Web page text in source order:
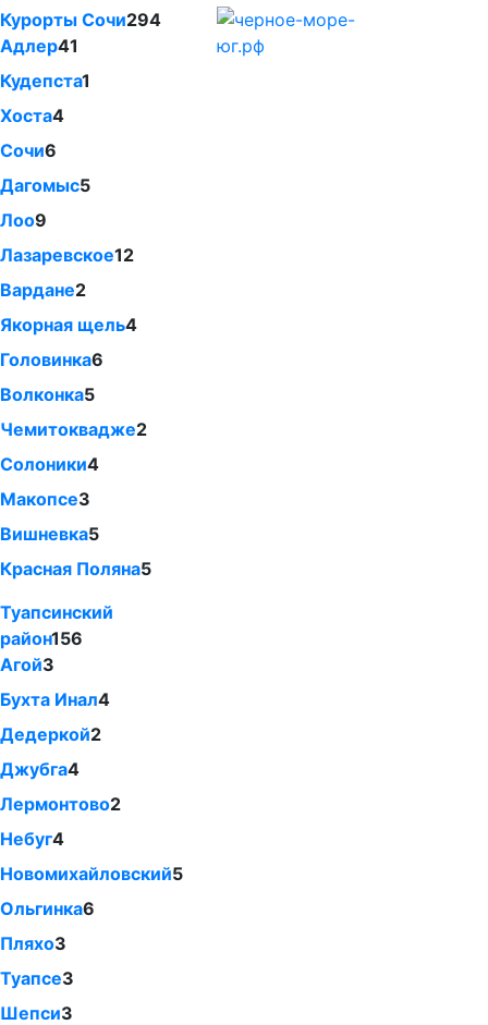
Курорты Сочи294
Адлер41
Кудепста1
Хоста4
Сочи6
Дагомыс5
Лоо9
Лазаревское12
Вардане2
Якорная щель4
Головинка6
Волконка5
Чемитоквадже2
Солоники4
Макопсе3
Вишневка5
Красная Поляна5
Туапсинский
район156
Агой3
Бухта Инал4
Дедеркой2
Джубга4
Лермонтово2
Небуг4
Новомихайловский5
Ольгинка6
Пляхо3
Туапсе3
Шепси3